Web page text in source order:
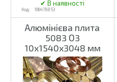
106476853
Алюмінієва плита
5083 О3
10х1540х3048 мм